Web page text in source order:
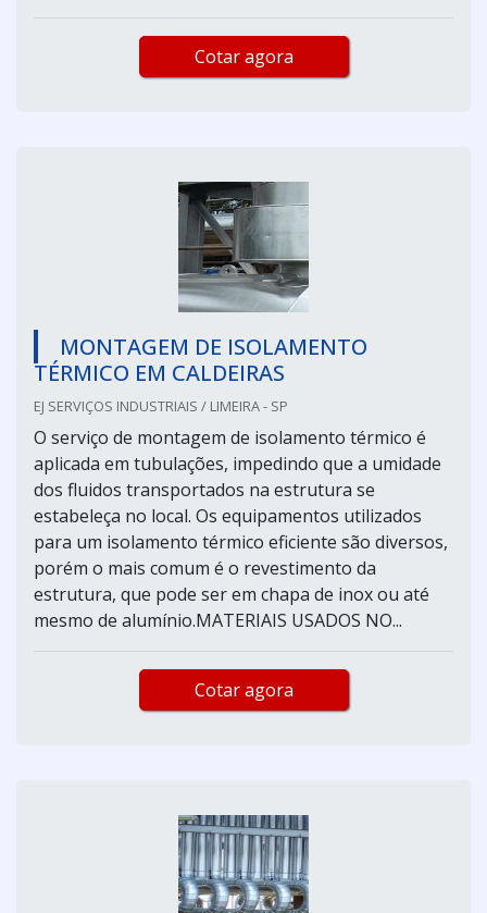
Cotar agora
MONTAGEM DE ISOLAMENTO
TÉRMICO EM CALDEIRAS
EJ SERVIÇOS INDUSTRIAIS / LIMEIRA - SP
O serviço de montagem de isolamento térmico é
aplicada em tubulações, impedindo que a umidade
dos fluidos transportados na estrutura se
estabeleça no local. Os equipamentos utilizados
para um isolamento térmico eficiente são diversos,
porém o mais comum é o revestimento da
estrutura, que pode ser em chapa de inox ou até
mesmo de alumínio.MATERIAIS USADOS NO...
Cotar agora